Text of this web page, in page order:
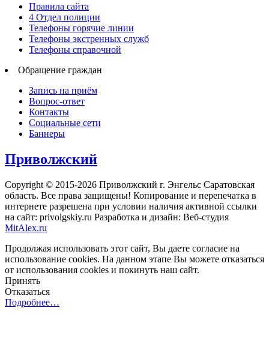
Правила сайта
4 Отдел полиции
Телефоны горячие линии
Телефоны экстренных служб
Телефоны справочной
Обращение граждан
Запись на приём
Вопрос-ответ
Контакты
Социальные сети
Баннеры
Приволжский
Copyright © 2015-2026 Приволжский г. Энгельс Саратовская
область. Все права защищены! Копирование и перепечатка в
интернете разрешена при условии наличия активной ссылки
на сайт: privolgskiy.ru Разработка и дизайн: Веб-студия
MitAlex.ru
Продолжая использовать этот сайт, Вы даете согласие на
использование cookies. На данном этапе Вы можете отказаться
от использования cookies и покинуть наш сайт.
Принять
Отказаться
Подробнее…